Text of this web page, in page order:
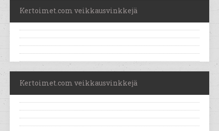
Kertoimet.com veikkausvinkkejä
Kertoimet.com veikkausvinkkejä